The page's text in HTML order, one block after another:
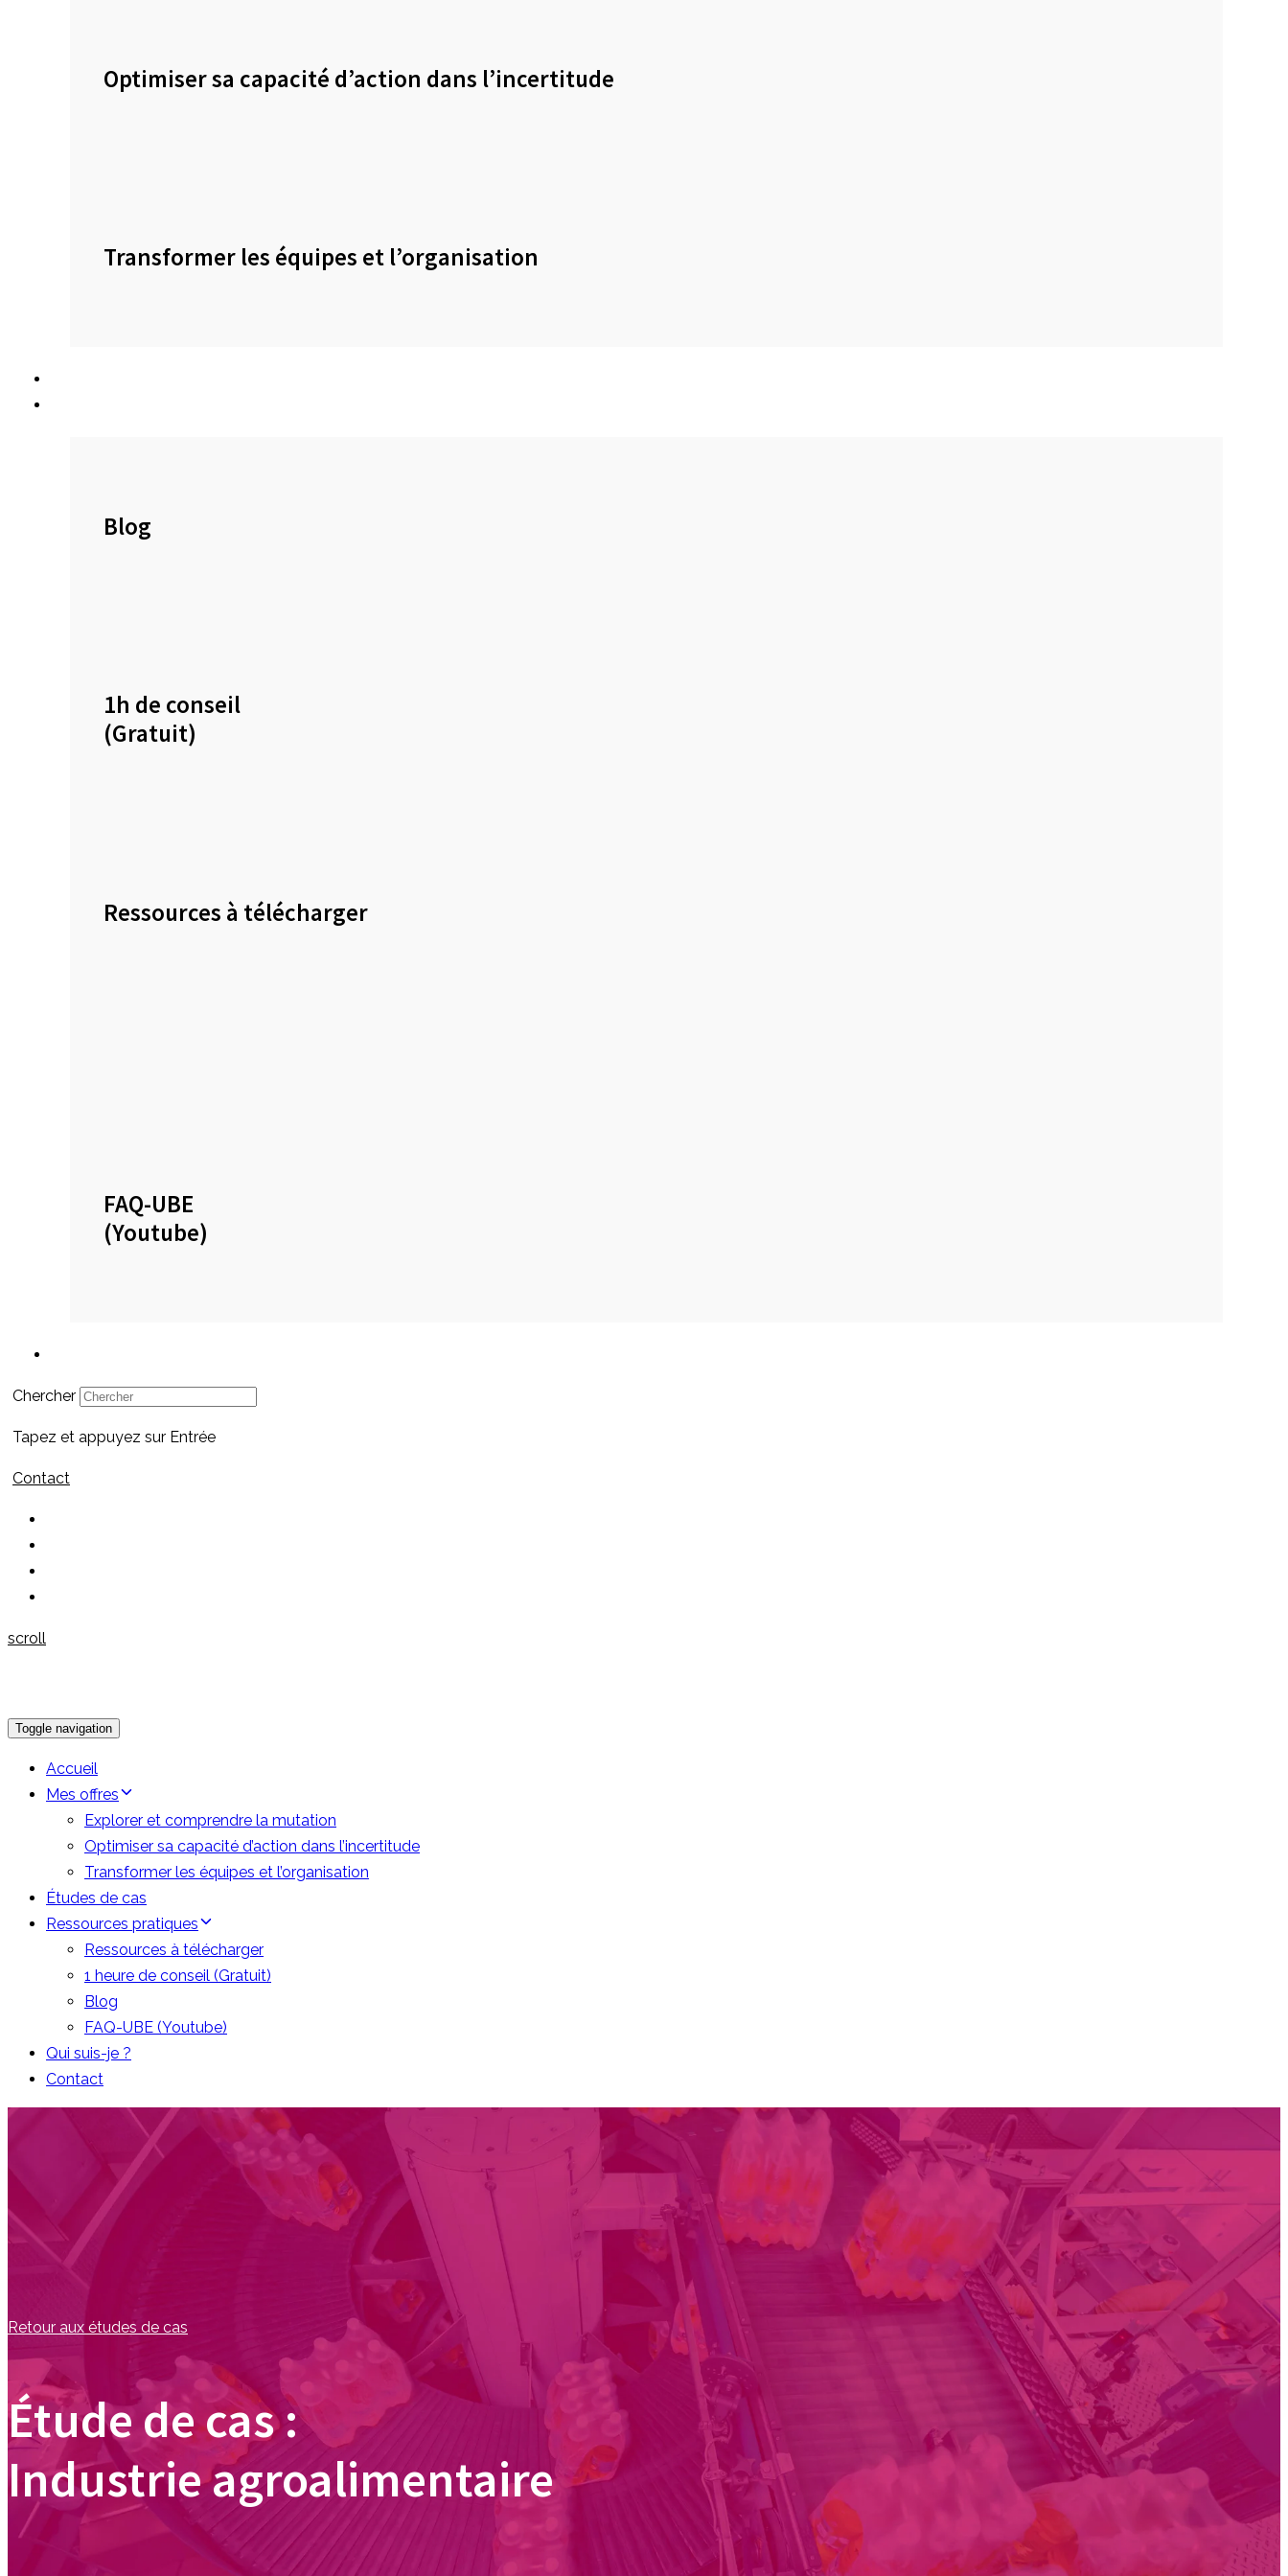
Optimiser sa capacité d’action dans l’incertitude
Transformer les équipes et l’organisation
Blog
1h de conseil
(Gratuit)
Ressources à télécharger
FAQ-UBE
(Youtube)
Chercher
Tapez et appuyez sur Entrée
Contact
scroll
Toggle navigation
Accueil
Mes offres
Explorer et comprendre la mutation
Optimiser sa capacité d’action dans l’incertitude
Transformer les équipes et l’organisation
Études de cas
Ressources pratiques
Ressources à télécharger
1 heure de conseil (Gratuit)
Blog
FAQ-UBE (Youtube)
Qui suis-je ?
Contact
Retour aux études de cas
Étude de cas :
Industrie agroalimentaire